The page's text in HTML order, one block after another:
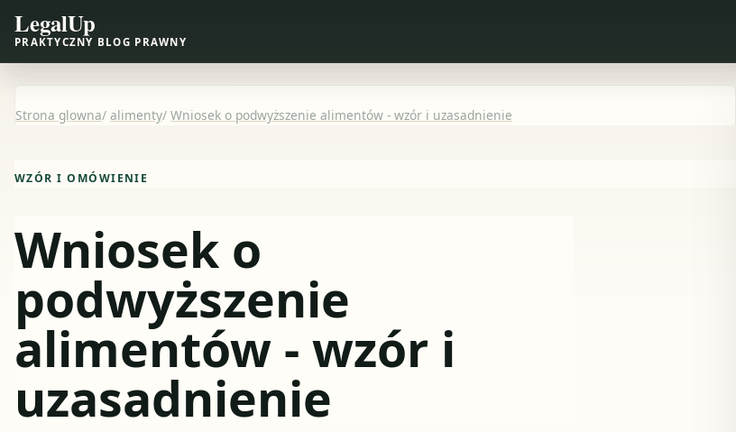
LegalUp
PRAKTYCZNY BLOG PRAWNY
Strona glowna/ alimenty/ Wniosek o podwyższenie alimentów - wzór i uzasadnienie
WZÓR I OMÓWIENIE
Wniosek o
podwyższenie
alimentów - wzór i
uzasadnienie